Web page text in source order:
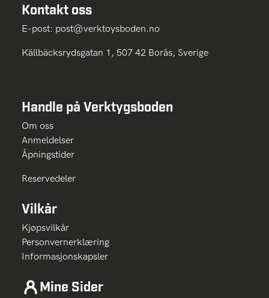
Kontakt oss
E-post: post@verktoysboden.no
Källbäcksrydsgatan 1, 507 42 Borås, Sverige
Handle på Verktygsboden
Om oss
Anmeldelser
Åpningstider
Reservedeler
Vilkår
Kjøpsvilkår
Personvernerklæring
Informasjonskapsler
Mine Sider